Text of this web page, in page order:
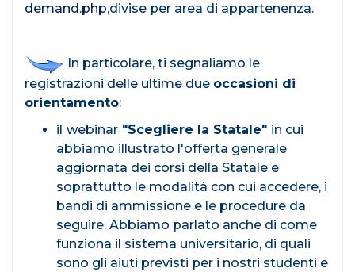
demand.php,divise per area di appartenenza.
In particolare, ti segnaliamo le
registrazioni delle ultime due occasioni di
orientamento:
il webinar "Scegliere la Statale" in cui
abbiamo illustrato l'offerta generale
aggiornata dei corsi della Statale e
soprattutto le modalità con cui accedere, i
bandi di ammissione e le procedure da
seguire. Abbiamo parlato anche di come
funziona il sistema universitario, di quali
sono gli aiuti previsti per i nostri studenti e